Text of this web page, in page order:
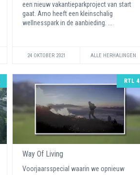
een nieuw vakantieparkproject van start
gaat. Arno heeft een kleinschalig
wellnesspark in de aanbieding. ...
24 OKTOBER 2021 ALLE HERHALINGEN
RTL 4
Way Of Living
Voorjaarsspecial waarin we opnieuw